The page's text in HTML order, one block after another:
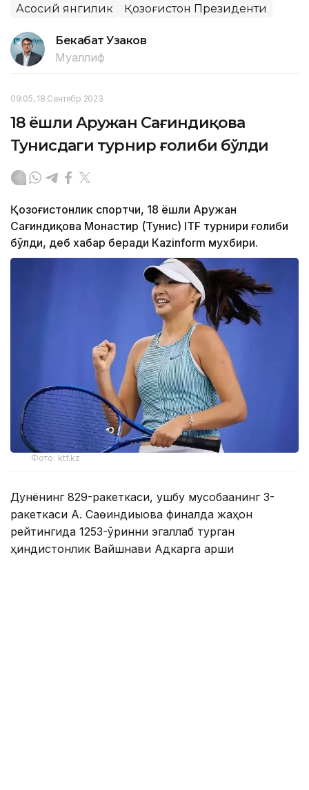
Асосий янгилик Қозоғистон Президенти
Бекабат Узаков
Муаллиф
09:05, 18 Сентябр 2023
18 ёшли Аружан Сағиндиқова
Тунисдаги турнир ғолиби бўлди
Қозоғистонлик спортчи, 18 ёшли Аружан
Сағиндиқова Монастир (Тунис) ITF турнири ғолиби
бўлди, деб хабар беради Каzinform мухбири.
Фото: ktf.kz
Дунёнинг 829-ракеткаси, ушбу мусобақанинг 3-
ракеткаси А. Саөиндиыова финалда жаҳон
рейтингида 1253-ўринни эгаллаб турган
ҳиндистонлик Вайшнави Адкарга қарши